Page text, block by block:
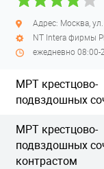
Адрес: Москва,
NT Intera фирмы
ежедневно 08:00-
МРТ крестцово-
подвздошных
МРТ крестцово-
подвздошных
контрастом